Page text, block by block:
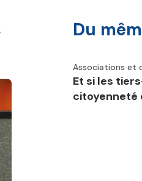
Du
Associations et
Et si les
citoyenneté